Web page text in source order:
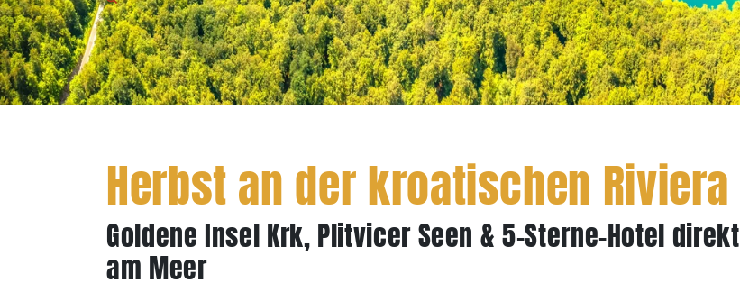
Herbst an der kroatischen Riviera
Goldene Insel Krk, Plitvicer Seen & 5-Sterne-Hotel direkt
am Meer